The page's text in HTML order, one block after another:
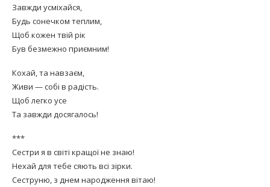
Завжди усміхайся,
Будь сонечком теплим,
Щоб кожен твій рік
Був безмежно приємним!
Кохай, та навзаєм,
Живи — собі в радість.
Щоб легко усе
Та завжди досягалось!
***
Сестри я в світі кращої не знаю!
Нехай для тебе сяють всі зірки.
Сеструню, з днем народження вітаю!